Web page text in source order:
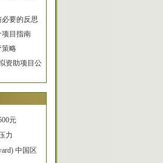
要的反思
项目指南
策略
资助项目公
元
力
中国区